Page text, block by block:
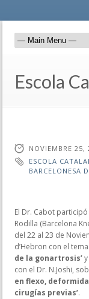
Escola
NOVIEMBRE 25,
ESCOLA
BARCELONESA
El Dr. Cabot
Rodilla (Barcelona
del 22 al 23 de
d’Hebron con el tema:
de la gonartrosis’
con el Dr. N.Joshi,
en flexo,
cirugías previas’.